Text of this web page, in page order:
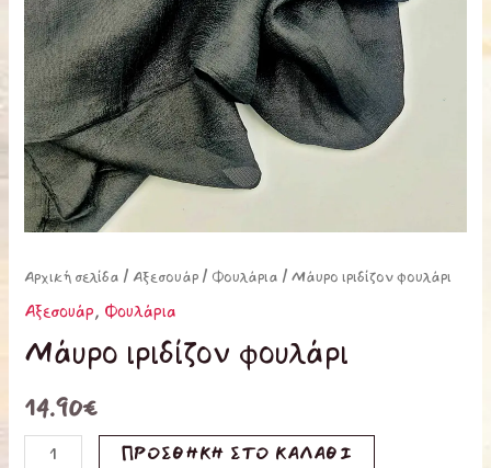
Αρχική σελίδα /Αξεσουάρ/ Φουλάρια / Μάυρο ιριδίζον φουλάρι
Αξεσουάρ, Φουλάρια
Μάυρο ιριδίζον φουλάρι
14.90€
ΠΡΟΣΘΉΚΗ ΣΤΟ ΚΑΛΆΘΙ